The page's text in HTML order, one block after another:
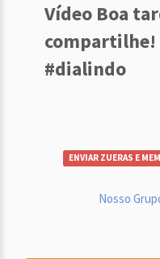
Vídeo Boa
#dialindo
ENVIAR ZUERAS E
Nosso